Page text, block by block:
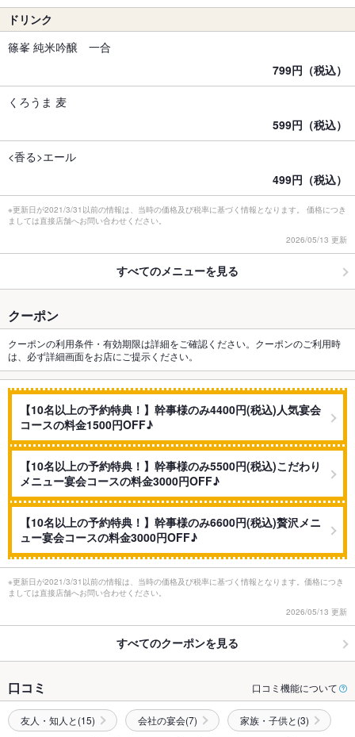
ドリンク
篠峯 純米吟醸 一合
799円（税込）
くろうま 麦
599円（税込）
<香る>エール
499円（税込）
※更新日が2021/3/31以前の情報は、当時の価格及び税率に基づく情報となります。 価格につき
ましては直接店舗へお問い合わせください。
2026/05/13 更新
すべてのメニューを見る
クーポン
クーポンの利用条件・有効期限は詳細をご確認ください。クーポンのご利用時
は、必ず詳細画面をお店にご提示ください。
【10名以上の予約特典！】幹事様のみ4400円(税込)人気宴会
コースの料金1500円OFF♪
【10名以上の予約特典！】幹事様のみ5500円(税込)こだわり
メニュー宴会コースの料金3000円OFF♪
【10名以上の予約特典！】幹事様のみ6600円(税込)贅沢メニ
ュー宴会コースの料金3000円OFF♪
※更新日が2021/3/31以前の情報は、当時の価格及び税率に基づく情報となります。価格につき
ましては直接店舗へお問い合わせください。
2026/05/13 更新
すべてのクーポンを見る
口コミ 口コミ機能について
友人・知人と(15) 会社の宴会(7) 家族・子供と(3)